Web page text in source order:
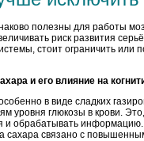
полезны для работы
риск развития
стоит ограничить или
и его влияние на
в виде сладких
уровня глюкозы в крови.
обрабатывать
сахара связано с